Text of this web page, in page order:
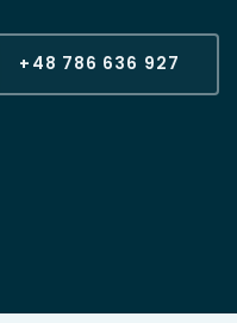
+48 786 636 927